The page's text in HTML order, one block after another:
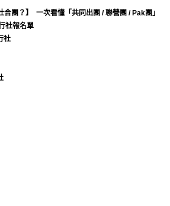
合團？】一次看懂「共同出團 / 聯營團 / Pak團」
社報名單
社